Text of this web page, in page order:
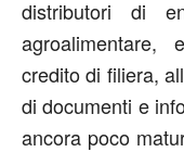
distributori di
credito di filiera,
di documenti e
ancora poco